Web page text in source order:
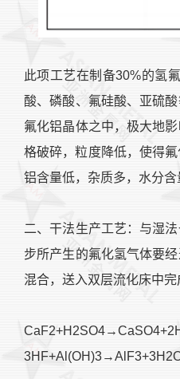
此项工艺在制备30%的氢
酸、磷酸、氟硅酸、亚硫
氟化铝晶体之中，极大地
格破碎，粒度降低，使得
铝含量低，杂质多，水分
二、干法生产工艺：与湿
步所产生的氟化氢气体要
混合，送入双层流化床中